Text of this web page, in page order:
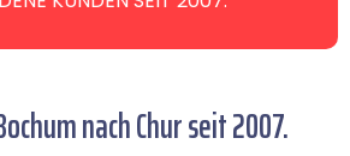
nach Chur seit 2007.